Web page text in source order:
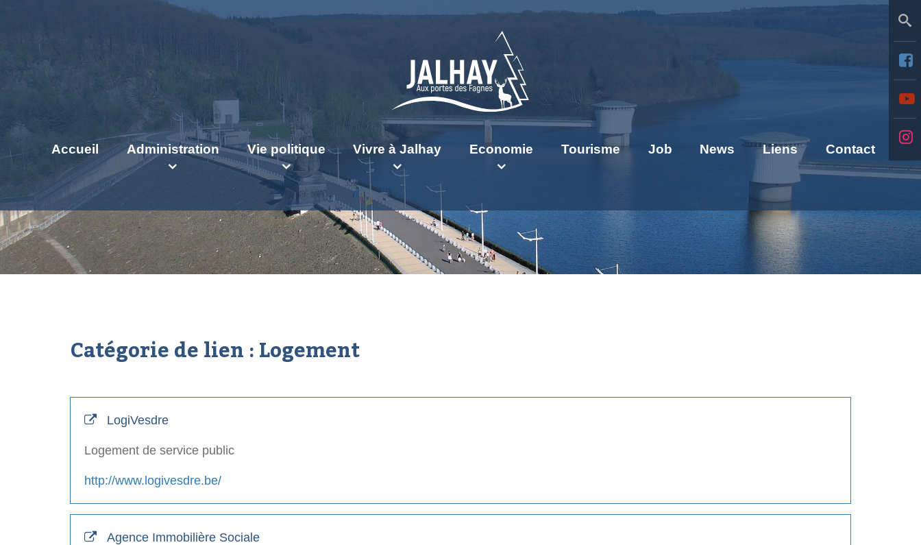
Accueil Administration Vie politique Vivre à Jalhay Economie Tourisme Job News Liens Contact
Catégorie de lien :Logement
LogiVesdre
Logement de service public
http://www.logivesdre.be/
Agence Immobilière Sociale